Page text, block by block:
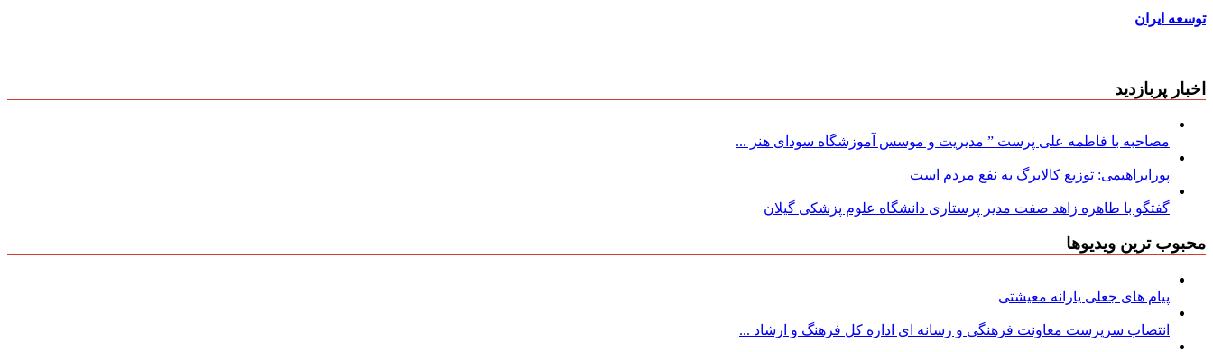
توسعه ایران
اخبار پربازدید
مصاحبه با فاطمه علی پرست ” مدیریت و موسس آموزشگاه سودای هنر ...
پورابراهیمی: توزیع کالابرگ به نفع مردم است
گفتگو با طاهره زاهد صفت مدیر پرستاری دانشگاه علوم پزشکی گیلان
محبوب ترین ویدیوها
پیام های جعلی یارانه معیشتی
انتصاب سرپرست معاونت فرهنگی و رسانه ای اداره کل فرهنگ و ارشاد ...